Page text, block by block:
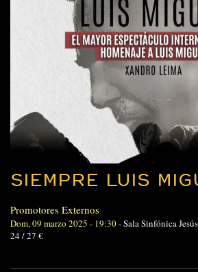
SIEMPRE LUIS
Promotores Externos
Dom, 09 marzo 2025 - 19:30-Sala Sinfónica
24 / 27 €